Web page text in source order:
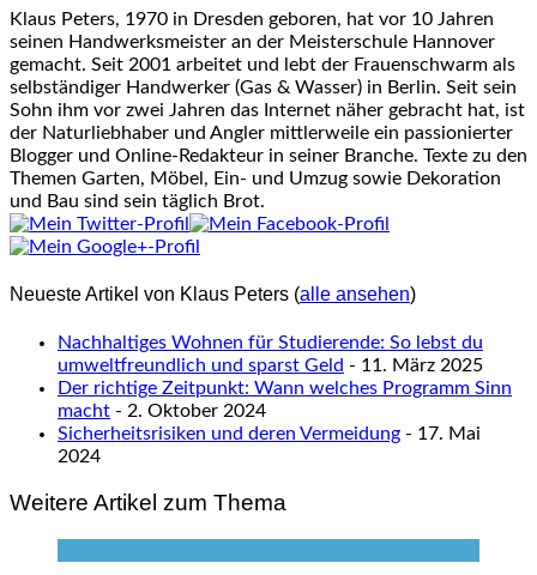
Klaus Peters, 1970 in Dresden geboren, hat vor 10 Jahren
seinen Handwerksmeister an der Meisterschule Hannover
gemacht. Seit 2001 arbeitet und lebt der Frauenschwarm als
selbständiger Handwerker (Gas & Wasser) in Berlin. Seit sein
Sohn ihm vor zwei Jahren das Internet näher gebracht hat, ist
der Naturliebhaber und Angler mittlerweile ein passionierter
Blogger und Online-Redakteur in seiner Branche. Texte zu den
Themen Garten, Möbel, Ein- und Umzug sowie Dekoration
und Bau sind sein täglich Brot.
Neueste Artikel von Klaus Peters (alle ansehen)
Nachhaltiges Wohnen für Studierende: So lebst du
umweltfreundlich und sparst Geld - 11. März 2025
Der richtige Zeitpunkt: Wann welches Programm Sinn
macht - 2. Oktober 2024
Sicherheitsrisiken und deren Vermeidung - 17. Mai
2024
Weitere Artikel zum Thema